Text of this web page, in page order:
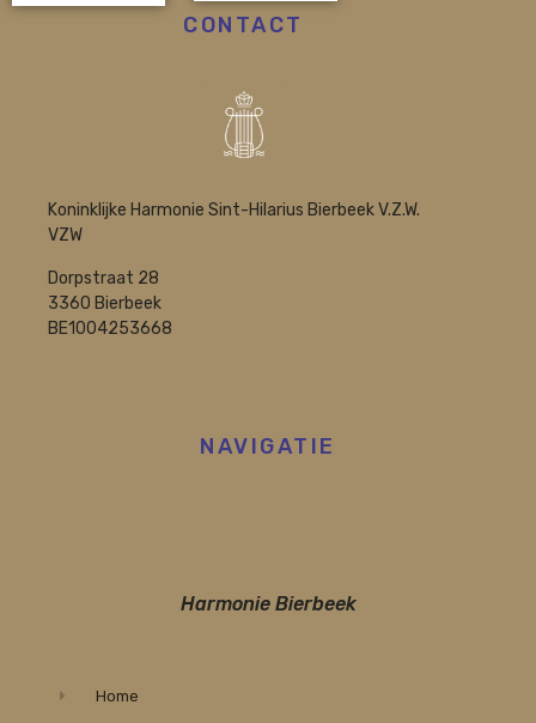
CONTACT
Koninklijke Harmonie Sint-Hilarius Bierbeek V.Z.W.
VZW
Dorpstraat 28
3360 Bierbeek
BE1004253668
NAVIGATIE
Harmonie Bierbeek
Home